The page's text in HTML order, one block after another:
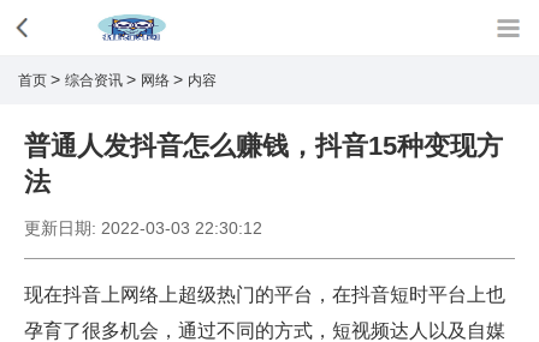
首页 > 综合资讯 > 网络 > 内容
普通人发抖音怎么赚钱，抖音15种变现方
法
更新日期: 2022-03-03 22:30:12
现在抖音上网络上超级热门的平台，在抖音短时平台上也
孕育了很多机会，通过不同的方式，短视频达人以及自媒